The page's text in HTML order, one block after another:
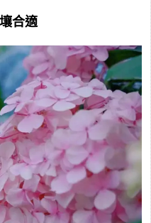
合適